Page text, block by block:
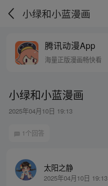
小绿和小蓝漫画
腾讯动漫App
海量正版漫画畅快看
小绿和小蓝漫画
2025年04月10日 19:13
1个回答
太阳之静
2025年04月10日 19:13